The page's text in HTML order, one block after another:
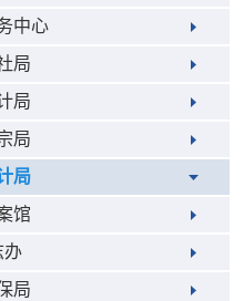
中心
局
局
局
局
馆
办
局